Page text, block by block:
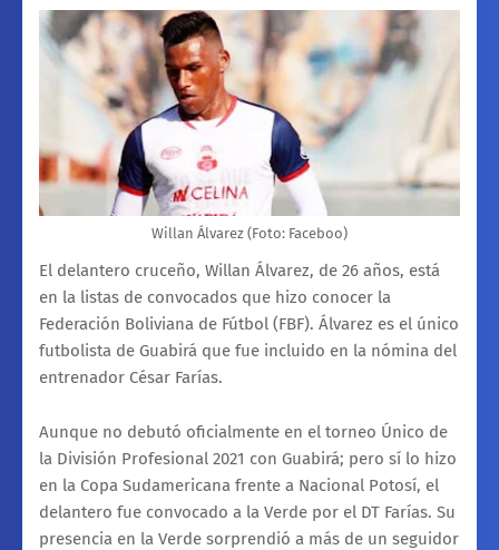
Willan Álvarez (Foto: Faceboo)
El delantero cruceño, Willan Álvarez, de 26 años, está
en la listas de convocados que hizo conocer la
Federación Boliviana de Fútbol (FBF). Álvarez es el único
futbolista de Guabirá que fue incluido en la nómina del
entrenador César Farías.
Aunque no debutó oficialmente en el torneo Único de
la División Profesional 2021 con Guabirá; pero sí lo hizo
en la Copa Sudamericana frente a Nacional Potosí, el
delantero fue convocado a la Verde por el DT Farías. Su
presencia en la Verde sorprendió a más de un seguidor